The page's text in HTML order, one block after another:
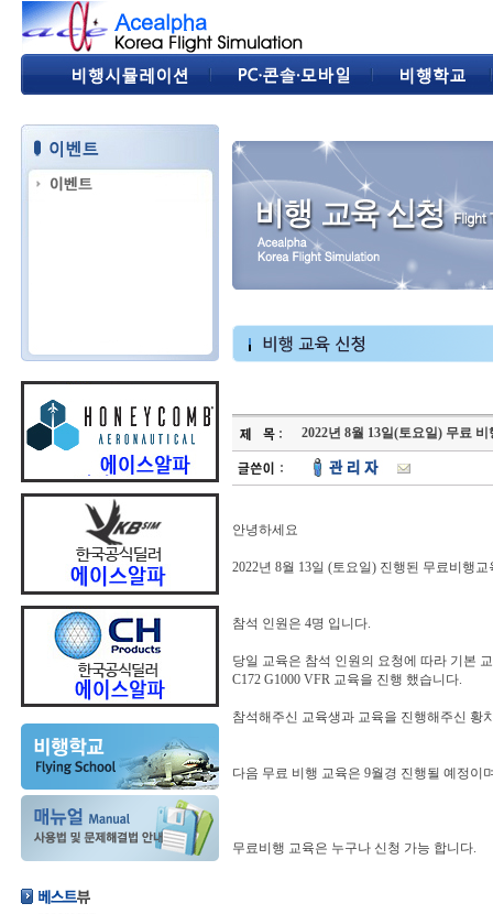
2022년 8월 13일(토요일) 무료
안녕하세요
2022년 8월 13일 (토요일) 진행된 무료비행
참석 인원은 4명 입니다.
당일 교육은 참석 인원의 요청에 따라 기본
C172 G1000 VFR 교육을 진행 했습니다.
참석해주신 교육생과 교육을 진행해주신 황
다음 무료 비행 교육은 9월경 진행될 예정이
무료비행 교육은 누구나 신청 가능 합니다.